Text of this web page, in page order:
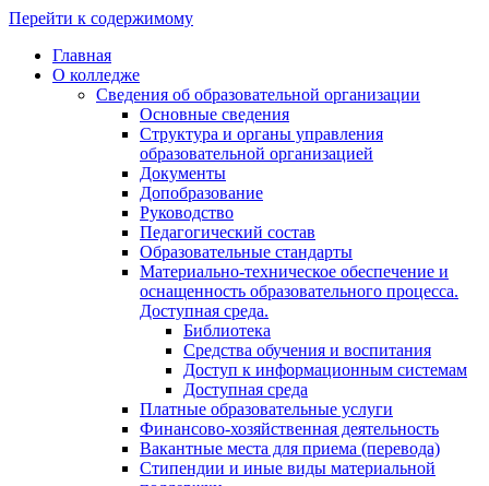
Перейти к содержимому
Главная
О колледже
Сведения об образовательной организации
Основные сведения
Структура и органы управления
образовательной организацией
Документы
Допобразование
Руководство
Педагогический состав
Образовательные стандарты
Материально-техническое обеспечение и
оснащенность образовательного процесса.
Доступная среда.
Библиотека
Средства обучения и воспитания
Доступ к информационным системам
Доступная среда
Платные образовательные услуги
Финансово-хозяйственная деятельность
Вакантные места для приема (перевода)
Стипендии и иные виды материальной